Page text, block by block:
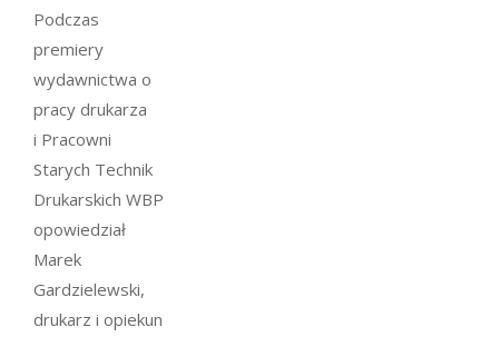
Podczas
premiery
wydawnictwa o
pracy drukarza
i Pracowni
Starych Technik
Drukarskich WBP
opowiedział
Marek
Gardzielewski,
drukarz i opiekun